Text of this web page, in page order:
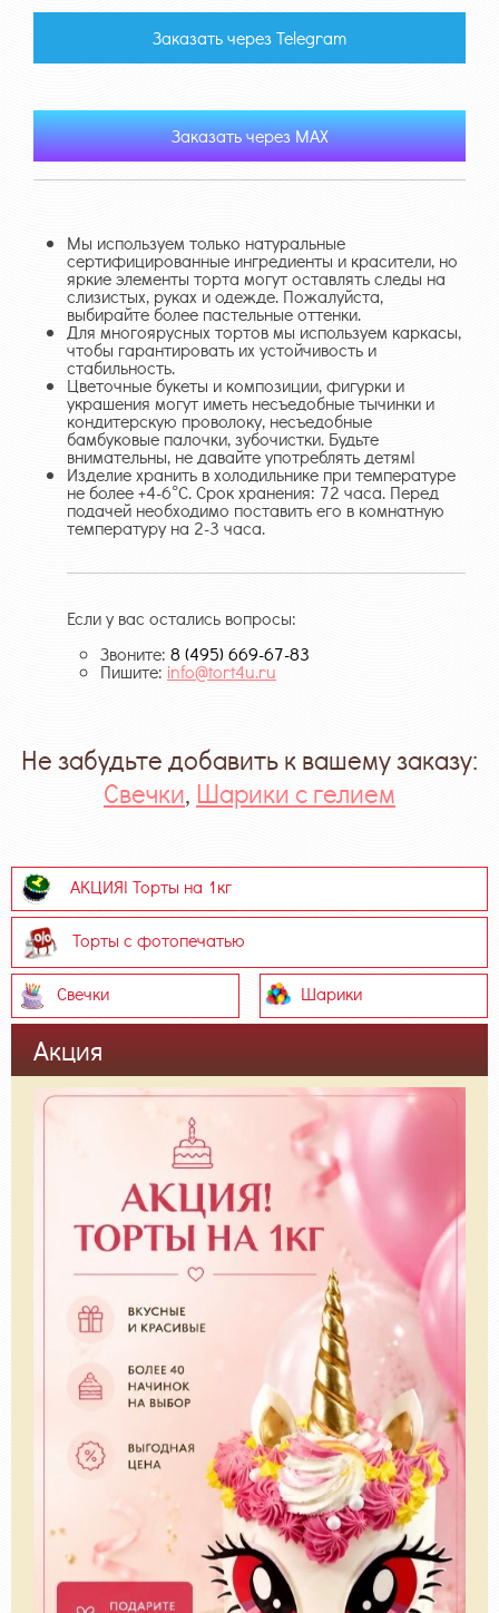
Заказать через Telegram
Заказать через MAX
Мы используем только натуральные
сертифицированные ингредиенты и красители, но
яркие элементы торта могут оставлять следы на
слизистых, руках и одежде. Пожалуйста,
выбирайте более пастельные оттенки.
Для многоярусных тортов мы используем каркасы,
чтобы гарантировать их устойчивость и
стабильность.
Цветочные букеты и композиции, фигурки и
украшения могут иметь несъедобные тычинки и
кондитерскую проволоку, несъедобные
бамбуковые палочки, зубочистки. Будьте
внимательны, не давайте употреблять детям!
Изделие хранить в холодильнике при температуре
не более +4-6°С. Срок хранения: 72 часа. Перед
подачей необходимо поставить его в комнатную
температуру на 2-3 часа.
Если у вас остались вопросы:
Звоните: 8 (495) 669-67-83
Пишите: info@tort4u.ru
Не забудьте добавить к вашему заказу:
Свечки, Шарики с гелием
АКЦИЯ! Торты на 1кг
Торты с фотопечатью
Шарики
Свечки
Акция